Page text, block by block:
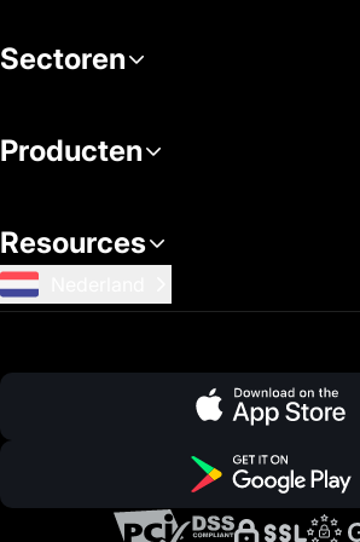
Sectoren
Producten
Resources